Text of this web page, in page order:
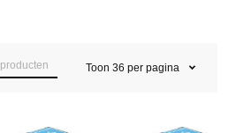
producten Toon 36 per pagina